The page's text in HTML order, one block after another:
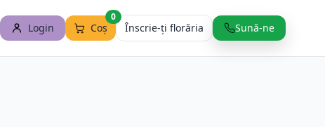
Login Coș
0
Înscrie-ți florăria Sună-ne